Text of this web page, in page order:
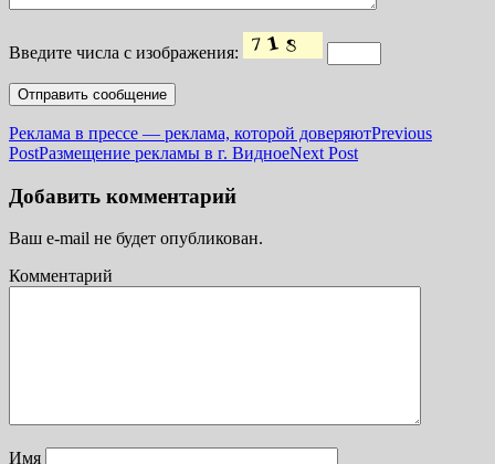
Введите числа с изображения:
Реклама в прессе — реклама, которой доверяютPrevious
PostРазмещение рекламы в г. ВидноеNext Post
Добавить комментарий
Ваш e-mail не будет опубликован.
Комментарий
Имя